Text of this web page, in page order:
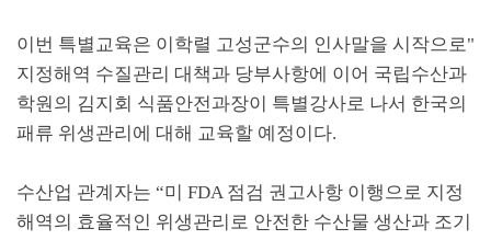
이번 특별교육은 이학렬 고성군수의 인사말을 시작으로"
지정해역 수질관리 대책과 당부사항에 이어 국립수산과
학원의 김지회 식품안전과장이 특별강사로 나서 한국의
패류 위생관리에 대해 교육할 예정이다.
수산업 관계자는 “미 FDA 점검 권고사항 이행으로 지정
해역의 효율적인 위생관리로 안전한 수산물 생산과 조기